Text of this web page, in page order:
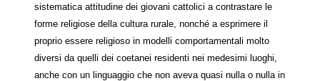
sistematica attitudine dei giovani cattolici a contrastare le
forme religiose della cultura rurale, nonché a esprimere il
proprio essere religioso in modelli comportamentali molto
diversi da quelli dei coetanei residenti nei medesimi luoghi,
anche con un linguaggio che non aveva quasi nulla o nulla in